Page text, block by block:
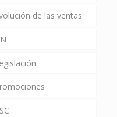
de las ventas